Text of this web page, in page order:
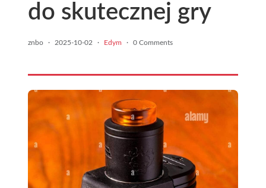
do skutecznej gry
znbo · 2025-10-02 · Edym · 0 Comments